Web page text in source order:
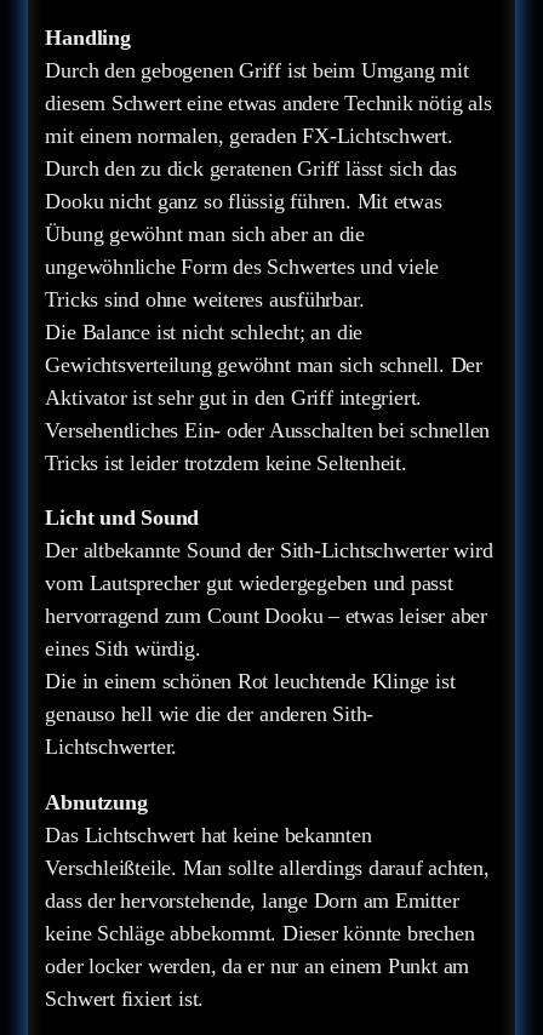
Handling
Durch den gebogenen Griff ist beim Umgang mit
diesem Schwert eine etwas andere Technik nötig als
mit einem normalen, geraden FX-Lichtschwert.
Durch den zu dick geratenen Griff lässt sich das
Dooku nicht ganz so flüssig führen. Mit etwas
Übung gewöhnt man sich aber an die
ungewöhnliche Form des Schwertes und viele
Tricks sind ohne weiteres ausführbar.
Die Balance ist nicht schlecht; an die
Gewichtsverteilung gewöhnt man sich schnell. Der
Aktivator ist sehr gut in den Griff integriert.
Versehentliches Ein- oder Ausschalten bei schnellen
Tricks ist leider trotzdem keine Seltenheit.
Licht und Sound
Der altbekannte Sound der Sith-Lichtschwerter wird
vom Lautsprecher gut wiedergegeben und passt
hervorragend zum Count Dooku – etwas leiser aber
eines Sith würdig.
Die in einem schönen Rot leuchtende Klinge ist
genauso hell wie die der anderen Sith-
Lichtschwerter.
Abnutzung
Das Lichtschwert hat keine bekannten
Verschleißteile. Man sollte allerdings darauf achten,
dass der hervorstehende, lange Dorn am Emitter
keine Schläge abbekommt. Dieser könnte brechen
oder locker werden, da er nur an einem Punkt am
Schwert fixiert ist.